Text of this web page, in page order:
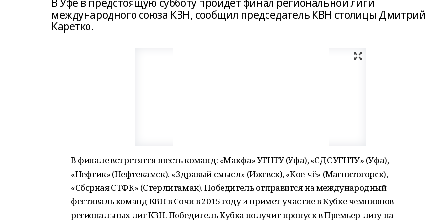
В Уфе в предстоящую субботу пройдет финал региональной лиги
международного союза КВН, сообщил председатель КВН столицы Дмитрий
Каретко.
В финале встретятся шесть команд: «Макфа» УГНТУ (Уфа), «СДС УГНТУ» (Уфа),
«Нефтик» (Нефтекамск), «Здравый смысл» (Ижевск), «Кое-чё» (Магнитогорск),
«Сборная СТФК» (Стерлитамак). Победитель отправится на международный
фестиваль команд КВН в Сочи в 2015 году и примет участие в Кубке чемпионов
региональных лиг КВН. Победитель Кубка получит пропуск в Премьер-лигу на